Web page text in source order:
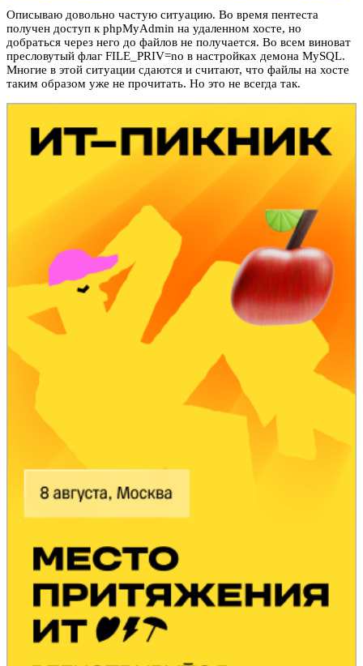
Описываю довольно частую ситуацию. Во время пентеста
получен доступ к phpMyAdmin на удаленном хосте, но
добраться через него до файлов не получается. Во всем виноват
пресловутый флаг FILE_PRIV=no в настройках демона MySQL.
Многие в этой ситуации сдаются и считают, что файлы на хосте
таким образом уже не прочитать. Но это не всегда так.